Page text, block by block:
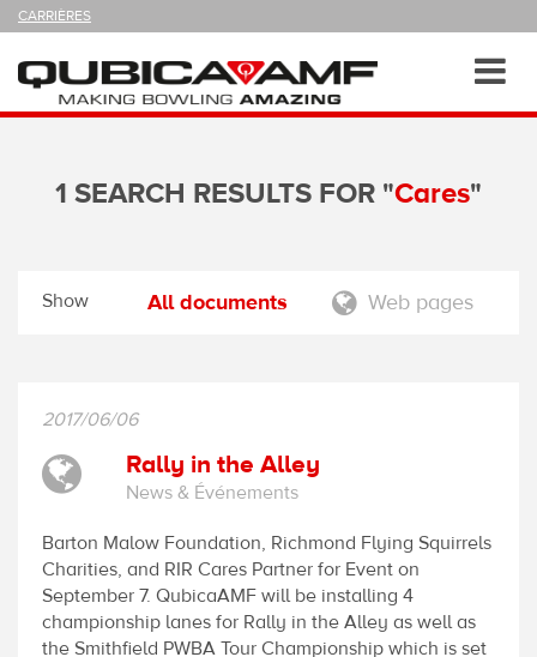
CARRIÈRES
NOUS
Navigation
1 SEARCH RESULTS FOR "Cares"
Show All documents Web pages
2017/06/06
Rally in the Alley
News & Événements
Barton Malow Foundation, Richmond Flying Squirrels
Charities, and RIR Cares Partner for Event on
September 7. QubicaAMF will be installing 4
championship lanes for Rally in the Alley as well as
the Smithfield PWBA Tour Championship which is set